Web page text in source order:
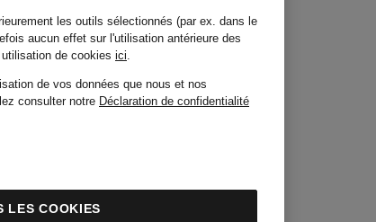
les outils sélectionnés (par ex. dans le
aucun effet sur l'utilisation antérieure des
de cookies ici.
de vos données que nous et nos
consulter notre Déclaration de confidentialité
LES COOKIES